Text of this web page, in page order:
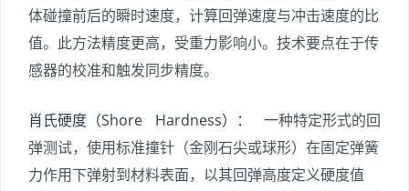
体碰撞前后的瞬时速度，计算回弹速度与冲击速度的比
值。此方法精度更高，受重力影响小。技术要点在于传
感器的校准和触发同步精度。
肖氏硬度（Shore Hardness）：
一种特定形式的回
弹测试，使用标准撞针（金刚石尖或球形）在固定弹簧
力作用下弹射到材料表面，以其回弹高度定义硬度值